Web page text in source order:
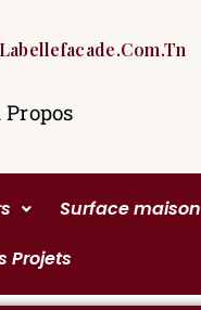
Propos
Surface maison
Projets